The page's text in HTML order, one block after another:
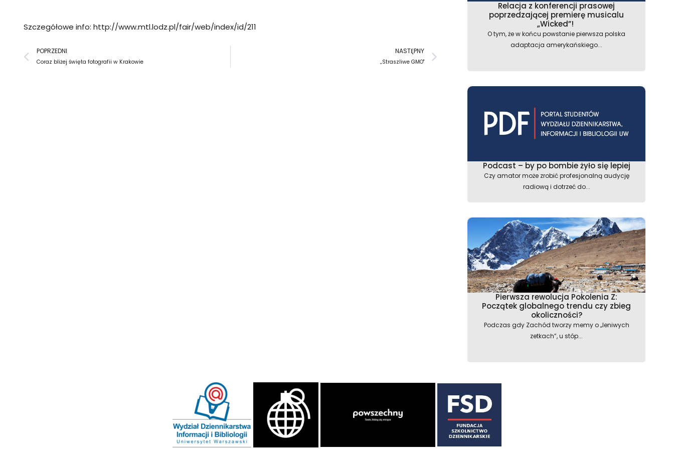
Szczegółowe info: http://www.mtl.lodz.pl/fair/web/index/id/211
Prev
POPRZEDNI
Coraz bliżej święta fotografii w Krakowie
NASTĘPNY
„Straszliwe GMO"
Relacja z konferencji prasowej
poprzedzającej premierę musicalu
„Wicked”!
O tym, że w końcu powstanie pierwsza polska
adaptacja amerykańskiego...
Podcast – by po bombie żyło się lepiej
Czy amator może zrobić profesjonalną audycję
radiową i dotrzeć do...
Pierwsza rewolucja Pokolenia Z:
Początek globalnego trendu czy zbieg
okoliczności?
Podczas gdy Zachód tworzy memy o „leniwych
zetkach”, u stóp...